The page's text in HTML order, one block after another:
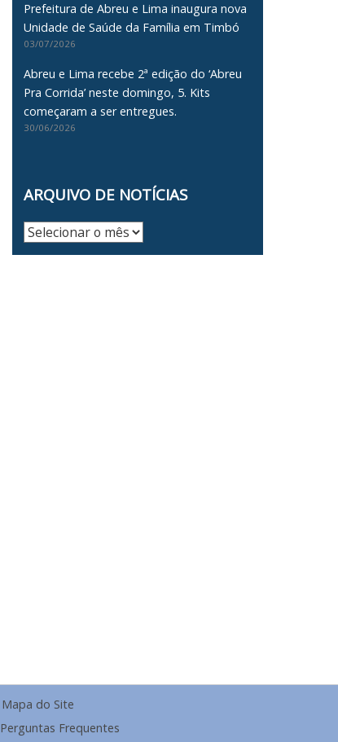
Prefeitura de Abreu e Lima inaugura nova
Unidade de Saúde da Família em Timbó
03/07/2026
Abreu e Lima recebe 2ª edição do ‘Abreu
Pra Corrida’ neste domingo, 5. Kits
começaram a ser entregues.
30/06/2026
ARQUIVO DE NOTÍCIAS
Arquivo
Mapa do Site
Perguntas Frequentes